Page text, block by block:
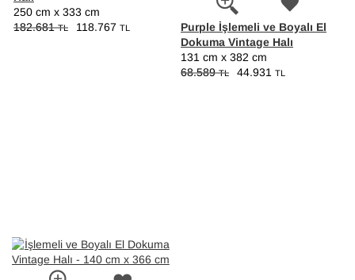
250 cm x 333 cm
182.681TL 118.767 TL
Purple İşlemeli ve Boyalı El
Dokuma Vintage Halı
131 cm x 382 cm
68.589TL 44.931 TL